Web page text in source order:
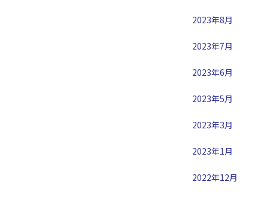
2023年8月
2023年7月
2023年6月
2023年5月
2023年3月
2023年1月
2022年12月